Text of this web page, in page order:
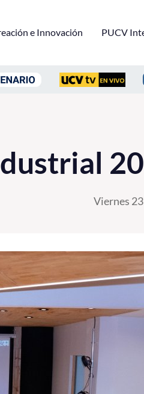
e Innovación PUCV
Viernes